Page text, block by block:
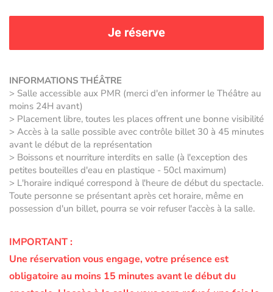
Je réserve
INFORMATIONS THÉÂTRE
> Salle accessible aux PMR (merci d'en informer le Théâtre au
moins 24H avant)
> Placement libre, toutes les places offrent une bonne visibilité
> Accès à la salle possible avec contrôle billet 30 à 45 minutes
avant le début de la représentation
> Boissons et nourriture interdits en salle (à l'exception des
petites bouteilles d'eau en plastique - 50cl maximum)
> L'horaire indiqué correspond à l'heure de début du spectacle.
Toute personne se présentant après cet horaire, même en
possession d'un billet, pourra se voir refuser l'accès à la salle.
IMPORTANT :
Une réservation vous engage, votre présence est
obligatoire au moins 15 minutes avant le début du